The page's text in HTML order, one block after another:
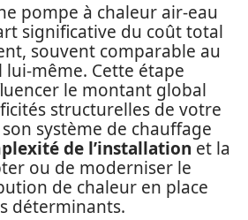
pompe à chaleur air-eau
significative du coût total
souvent comparable au
lui-même. Cette étape
le montant global
structurelles de votre
système de chauffage
de l’installation et la
ou de moderniser le
de chaleur en place
déterminants.